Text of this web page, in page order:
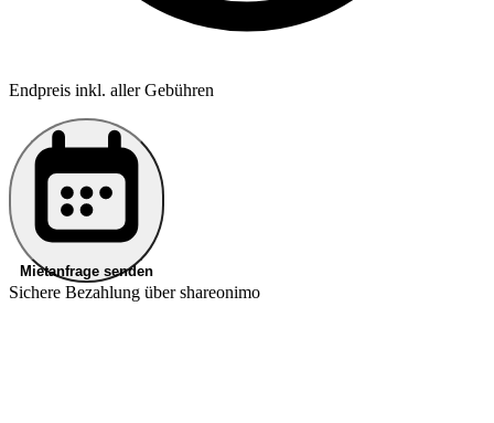
Endpreis inkl. aller Gebühren
Mietanfrage senden
Sichere Bezahlung über shareonimo